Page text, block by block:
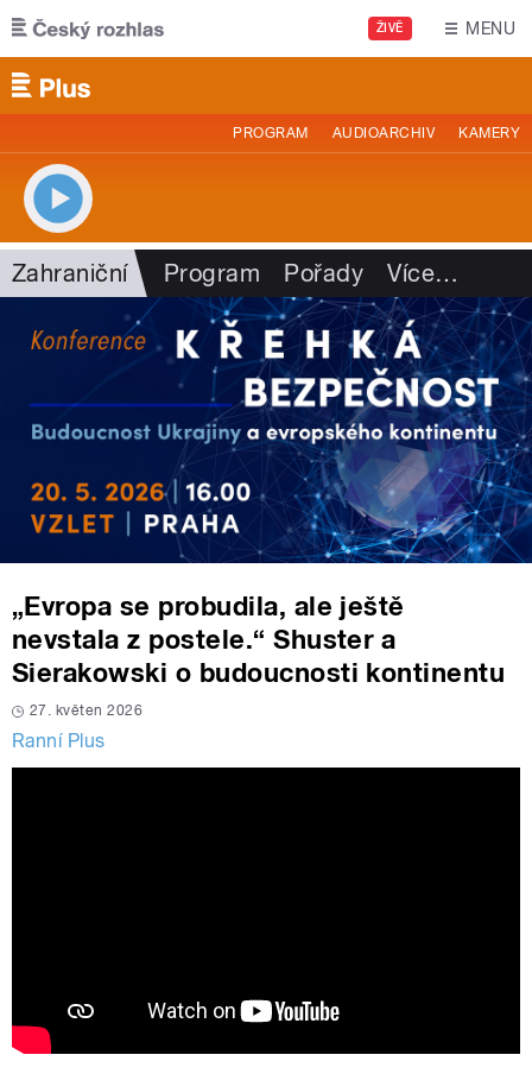
Přejít k hlavnímu obsahu
ŽIVĚ MENU
PROGRAM AUDIOARCHIV KAMERY
Zahraniční Program Pořady Více…
„Evropa se probudila, ale ještě
nevstala z postele.“ Shuster a
Sierakowski o budoucnosti kontinentu
27. květen 2026
Ranní Plus